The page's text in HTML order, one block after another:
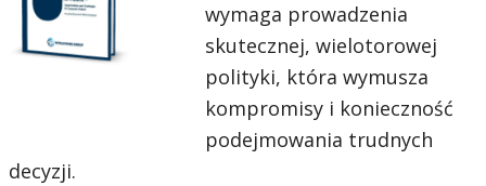
wymaga prowadzenia
skutecznej, wielotorowej
polityki, która wymusza
kompromisy i konieczność
podejmowania trudnych
decyzji.